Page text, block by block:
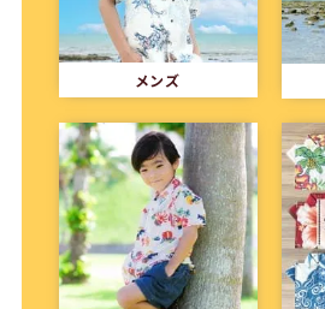
メンズ